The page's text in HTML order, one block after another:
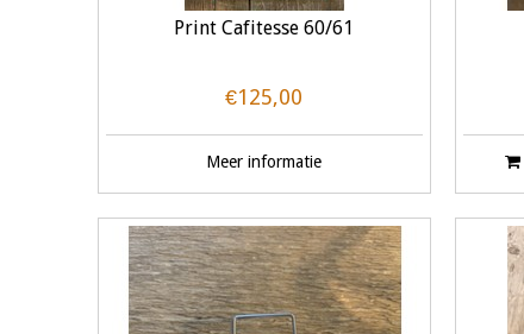
Print Cafitesse 60/61
€125,00
Meer informatie